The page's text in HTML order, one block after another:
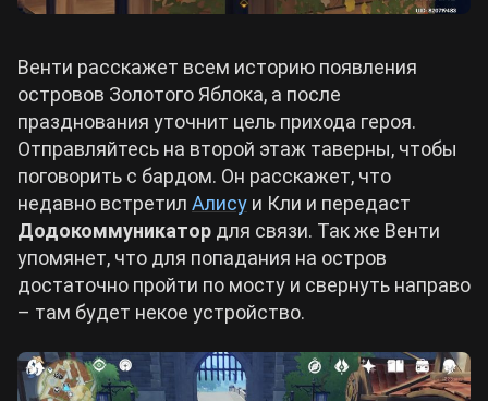
Венти расскажет всем историю появления
островов Золотого Яблока, а после
празднования уточнит цель прихода героя.
Отправляйтесь на второй этаж таверны, чтобы
поговорить с бардом. Он расскажет, что
недавно встретил Алису и Кли и передаст
Додокоммуникатор для связи. Так же Венти
упомянет, что для попадания на остров
достаточно пройти по мосту и свернуть направо
– там будет некое устройство.